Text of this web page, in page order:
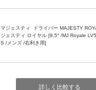
マジェスティ
ジェスティ ロイヤル [9.5° /MJ Royale
S /メンズ /右利き用]
詳しく比較する